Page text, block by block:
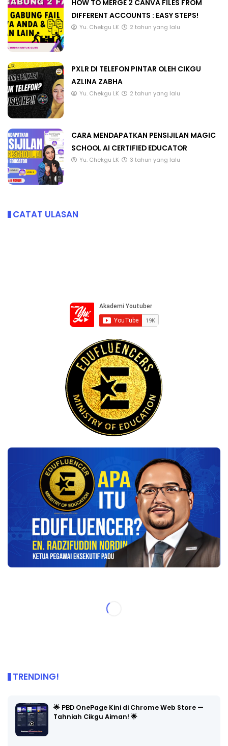
HOW TO MERGE 2 CANVA FILES FROM
DIFFERENT ACCOUNTS : EASY STEPS!
Yu. Chekgu LK 2 tahun yang lalu
PXLR DI TELEFON PINTAR OLEH CIKGU
AZLINA ZABHA
Yu. Chekgu LK 2 tahun yang lalu
CARA MENDAPATKAN PENSIJILAN MAGIC
SCHOOL AI CERTIFIED EDUCATOR
Yu. Chekgu LK 3 tahun yang lalu
CATAT ULASAN
TRENDING!
🌟 PBD OnePage Kini di Chrome Web Store —
Tahniah Cikgu Aiman! 🌟